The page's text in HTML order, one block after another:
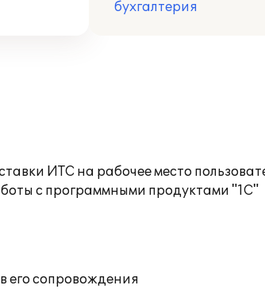
бухгалтерия
ИТС на рабочее место
с программными продуктами "1С"
его сопровождения